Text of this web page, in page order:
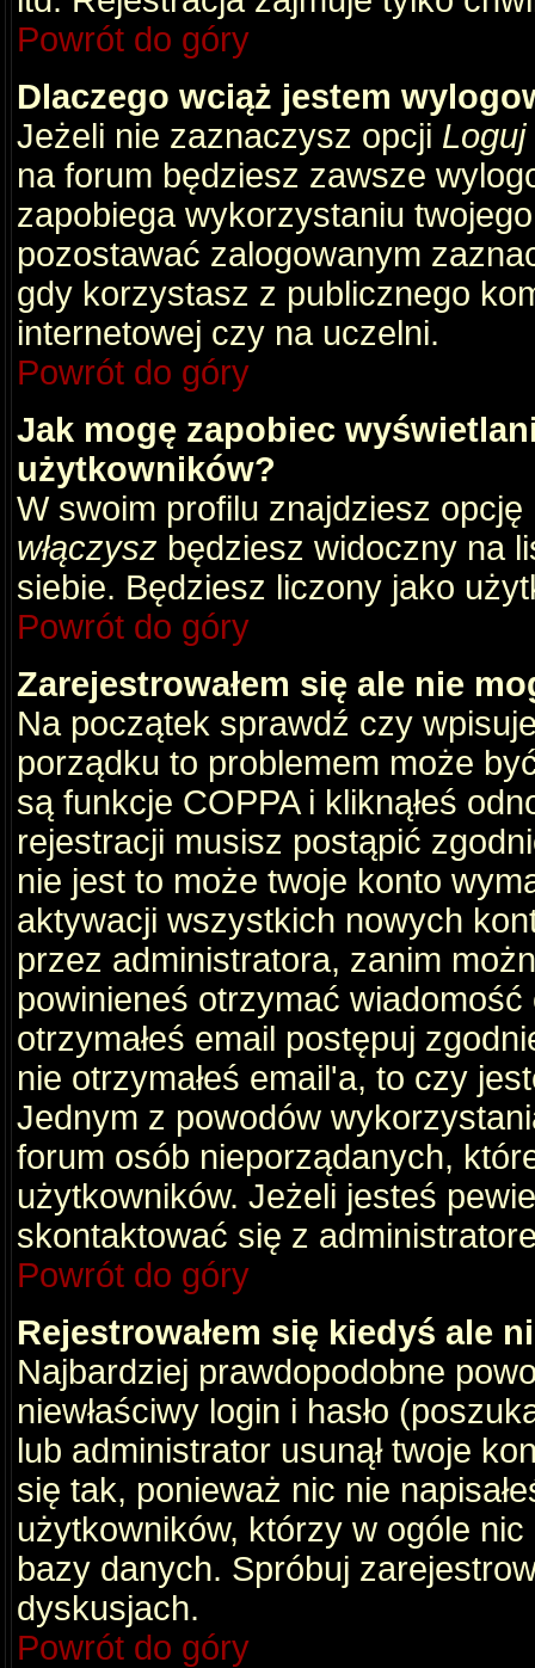
Powrót do góry
Dlaczego wciąż jestem
Jeżeli nie zaznaczysz opcji
na forum będziesz zawsze
zapobiega wykorzystaniu
pozostawać zalogowanym
gdy korzystasz z publicznego
internetowej czy na uczelni.
Powrót do góry
Jak mogę zapobiec
użytkowników?
W swoim profilu znajdziesz opcję
włączysz będziesz widoczny na
siebie. Będziesz liczony jako
Powrót do góry
Zarejestrowałem się ale nie
Na początek sprawdź czy
porządku to problemem może
są funkcje COPPA i kliknąłeś
rejestracji musisz postąpić
nie jest to może twoje konto
aktywacji wszystkich nowych
przez administratora, zanim
powinieneś otrzymać
otrzymałeś email postępuj
nie otrzymałeś email'a, to czy
Jednym z powodów
forum osób nieporządanych,
użytkowników. Jeżeli jesteś
skontaktować się z
Powrót do góry
Rejestrowałem się kiedyś ale
Najbardziej prawdopodobne
niewłaściwy login i hasło
lub administrator usunął twoje
się tak, ponieważ nic nie
użytkowników, którzy w ogóle
bazy danych. Spróbuj
dyskusjach.
Powrót do góry